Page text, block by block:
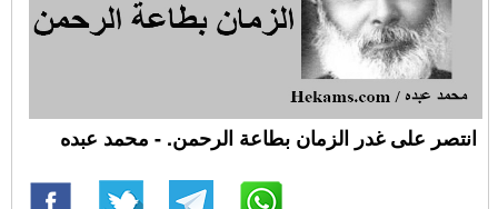
انتصر على غدر الزمان بطاعة الرحمن. - محمد عبده